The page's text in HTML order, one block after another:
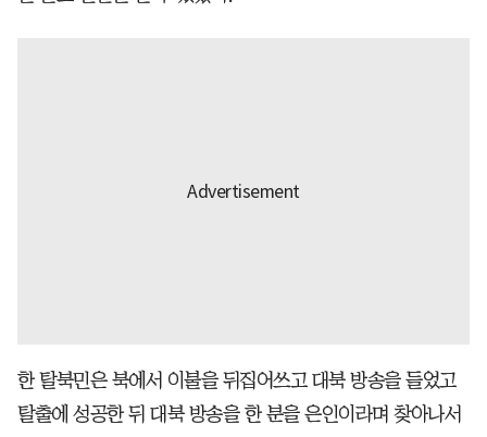
한 탈북민은 북에서 이불을 뒤집어쓰고 대북 방송을 들었고
탈출에 성공한 뒤 대북 방송을 한 분을 은인이라며 찾아나서